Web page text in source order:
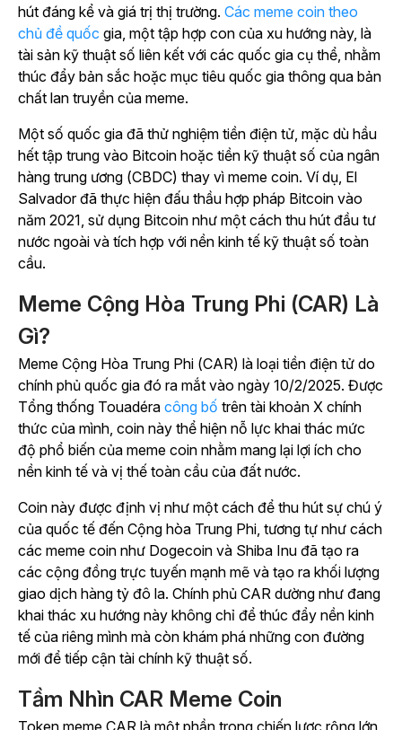
hút đáng kể và giá trị thị trường. Các meme coin theo
chủ đề quốc gia, một tập hợp con của xu hướng này, là
tài sản kỹ thuật số liên kết với các quốc gia cụ thể, nhằm
thúc đẩy bản sắc hoặc mục tiêu quốc gia thông qua bản
chất lan truyền của meme.
Một số quốc gia đã thử nghiệm tiền điện tử, mặc dù hầu
hết tập trung vào Bitcoin hoặc tiền kỹ thuật số của ngân
hàng trung ương (CBDC) thay vì meme coin. Ví dụ, El
Salvador đã thực hiện đấu thầu hợp pháp Bitcoin vào
năm 2021, sử dụng Bitcoin như một cách thu hút đầu tư
nước ngoài và tích hợp với nền kinh tế kỹ thuật số toàn
cầu.
Meme Cộng Hòa Trung Phi (CAR) Là
Gì?
Meme Cộng Hòa Trung Phi (CAR) là loại tiền điện tử do
chính phủ quốc gia đó ra mắt vào ngày 10/2/2025. Được
Tổng thống Touadéra công bố trên tài khoản X chính
thức của mình, coin này thể hiện nỗ lực khai thác mức
độ phổ biến của meme coin nhằm mang lại lợi ích cho
nền kinh tế và vị thế toàn cầu của đất nước.
Coin này được định vị như một cách để thu hút sự chú ý
của quốc tế đến Cộng hòa Trung Phi, tương tự như cách
các meme coin như Dogecoin và Shiba Inu đã tạo ra
các cộng đồng trực tuyến mạnh mẽ và tạo ra khối lượng
giao dịch hàng tỷ đô la. Chính phủ CAR dường như đang
khai thác xu hướng này không chỉ để thúc đẩy nền kinh
tế của riêng mình mà còn khám phá những con đường
mới để tiếp cận tài chính kỹ thuật số.
Tầm Nhìn CAR Meme Coin